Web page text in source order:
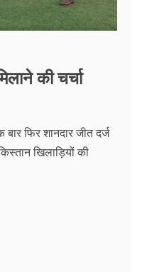
की चर्चा
फिर शानदार जीत दर्ज
खिलाड़ियों की